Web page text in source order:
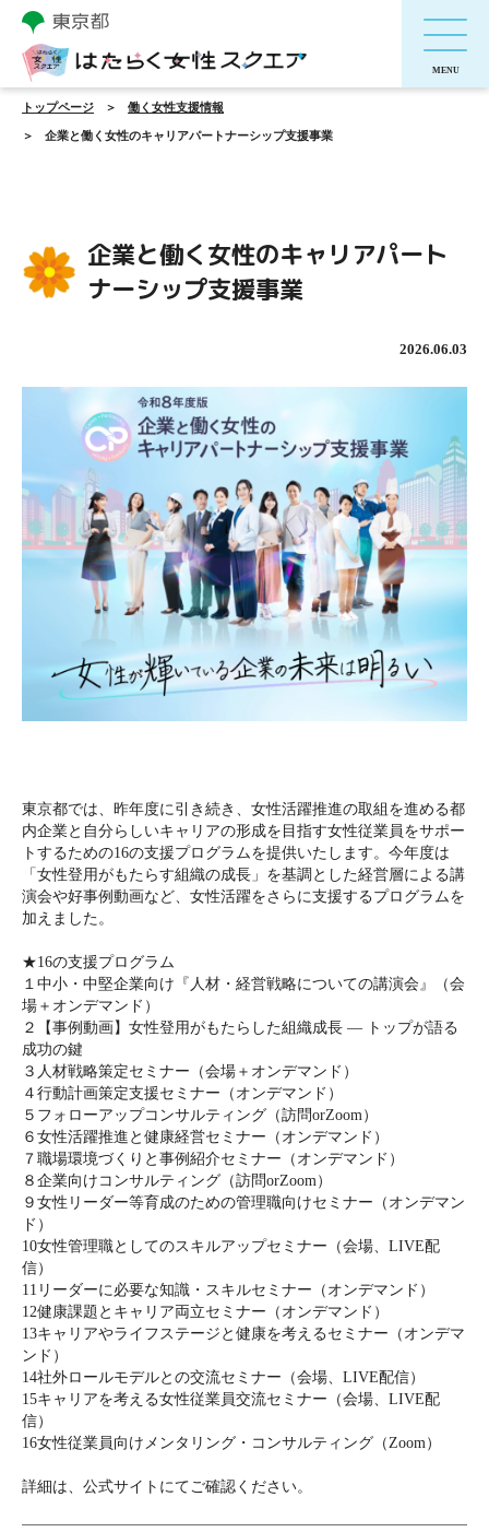
トップページ 働く女性支援情報
企業と働く女性のキャリアパートナーシップ支援事業
企業と働く女性のキャリアパート
ナーシップ支援事業
2026.06.03
東京都では、昨年度に引き続き、女性活躍推進の取組を進める都
内企業と自分らしいキャリアの形成を目指す女性従業員をサポー
トするための16の支援プログラムを提供いたします。今年度は
「女性登用がもたらす組織の成長」を基調とした経営層による講
演会や好事例動画など、女性活躍をさらに支援するプログラムを
加えました。
★16の支援プログラム
１中小・中堅企業向け『人材・経営戦略についての講演会』（会
場＋オンデマンド）
２【事例動画】女性登用がもたらした組織成長 ― トップが語る
成功の鍵
３人材戦略策定セミナー（会場＋オンデマンド）
４行動計画策定支援セミナー（オンデマンド）
５フォローアップコンサルティング（訪問orZoom）
６女性活躍推進と健康経営セミナー（オンデマンド）
７職場環境づくりと事例紹介セミナー（オンデマンド）
８企業向けコンサルティング（訪問orZoom）
９女性リーダー等育成のための管理職向けセミナー（オンデマン
ド）
10女性管理職としてのスキルアップセミナー（会場、LIVE配
信）
11リーダーに必要な知識・スキルセミナー（オンデマンド）
12健康課題とキャリア両立セミナー（オンデマンド）
13キャリアやライフステージと健康を考えるセミナー（オンデマ
ンド）
14社外ロールモデルとの交流セミナー（会場、LIVE配信）
15キャリアを考える女性従業員交流セミナー（会場、LIVE配
信）
16女性従業員向けメンタリング・コンサルティング（Zoom）
詳細は、公式サイトにてご確認ください。